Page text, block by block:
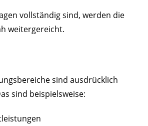
vollständig sind, werden die
weitergereicht.
sind ausdrücklich
sind beispielsweise: